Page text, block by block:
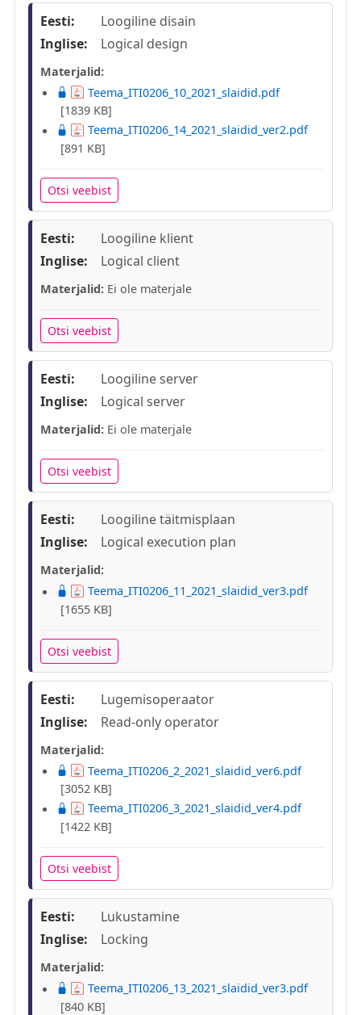
Eesti:
Loogiline disain
Inglise:
Logical design
Materjalid:
Teema_ITI0206_10_2021_slaidid.pdf
[1839 KB]
Teema_ITI0206_14_2021_slaidid_ver2.pdf
[891 KB]
Otsi veebist
Eesti:
Loogiline klient
Inglise:
Logical client
Materjalid: Ei ole materjale
Otsi veebist
Eesti:
Loogiline server
Inglise:
Logical server
Materjalid: Ei ole materjale
Otsi veebist
Eesti:
Loogiline täitmisplaan
Inglise:
Logical execution plan
Materjalid:
Teema_ITI0206_11_2021_slaidid_ver3.pdf
[1655 KB]
Otsi veebist
Eesti:
Lugemisoperaator
Inglise:
Read-only operator
Materjalid:
Teema_ITI0206_2_2021_slaidid_ver6.pdf
[3052 KB]
Teema_ITI0206_3_2021_slaidid_ver4.pdf
[1422 KB]
Otsi veebist
Eesti:
Lukustamine
Inglise:
Locking
Materjalid:
Teema_ITI0206_13_2021_slaidid_ver3.pdf
[840 KB]